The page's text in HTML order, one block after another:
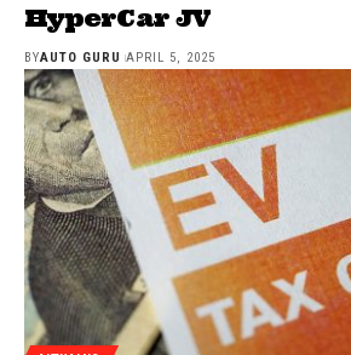
HyperCar JV
BYAUTO GURU APRIL 5, 2025